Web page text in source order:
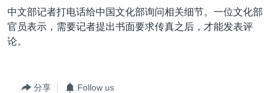
中文部记者打电话给中国文化部询问相关细节。一位文化部
官员表示，需要记者提出书面要求传真之后，才能发表评
论。
分享 Follow us